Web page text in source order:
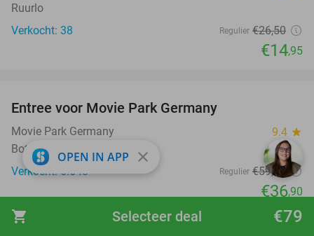
shopping_cart €79
Selecteer deal
Ruurlo
Verkocht: 38
Regulier €26,50
€14,95
Entree voor Movie Park Germany
Movie Park Germany 9.4 star
Bottrop
Verkocht: 5.548
Regulier €59,90
€36,90
favorite_border
OPEN IN APP close